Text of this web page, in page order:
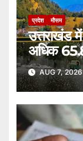
प्रदेश मौसम
उत्तराखंड में
अधिक 65.8
AUG 7,